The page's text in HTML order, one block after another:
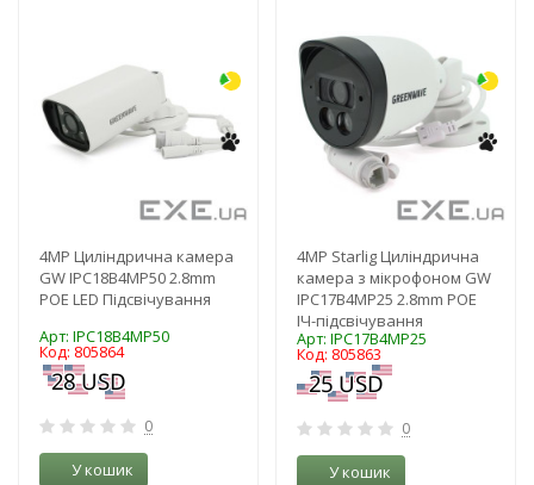
4MP Циліндрична камера
GW IPC18B4MP50 2.8mm
POE LED Підсвічування
Арт: IPC18B4MP50
Код: 805864
0
У кошик
4MP Starlig Циліндрична
камера з мікрофоном GW
IPC17B4MP25 2.8mm POE
ІЧ-підсвічування
Арт: IPC17B4MP25
Код: 805863
0
У кошик